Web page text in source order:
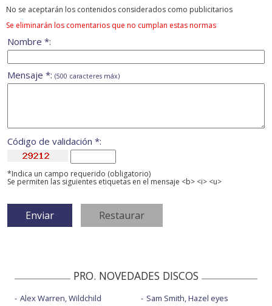
No se aceptarán los contenidos considerados como publicitarios
Se eliminarán los comentarios que no cumplan estas normas
Nombre *:
Mensaje *: (500 caracteres máx)
Código de validación *:
*Indica un campo requerido (obligatorio)
Se permiten las siguientes etiquetas en el mensaje <b> <i> <u>
PRO. NOVEDADES DISCOS
Alex Warren, Wildchild
Sam Smith, Hazel eyes